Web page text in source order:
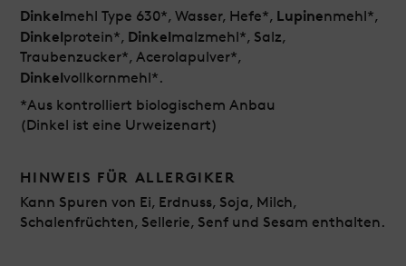
Dinkelmehl Type 630*, Wasser, Hefe*, Lupinenmehl*,
Dinkelprotein*, Dinkelmalzmehl*, Salz,
Traubenzucker*, Acerolapulver*,
Dinkelvollkornmehl*.
*Aus kontrolliert biologischem Anbau
(Dinkel ist eine Urweizenart)
HINWEIS FÜR ALLERGIKER
Kann Spuren von Ei, Erdnuss, Soja, Milch,
Schalenfrüchten, Sellerie, Senf und Sesam enthalten.